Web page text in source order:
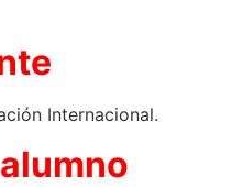
Internacional.